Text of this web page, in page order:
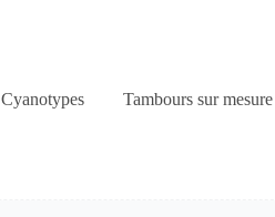
Cyanotypes Tambours sur mesure